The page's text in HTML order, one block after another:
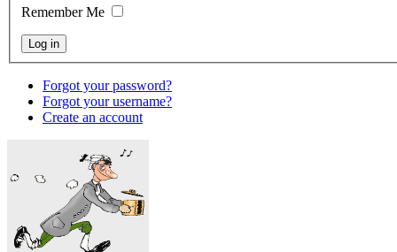
Remember Me
Forgot your password?
Forgot your username?
Create an account